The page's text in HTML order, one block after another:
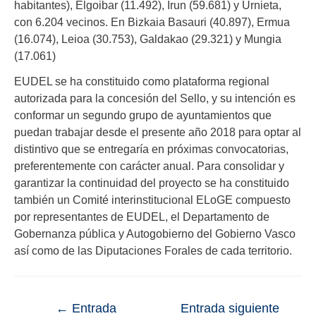
habitantes), Elgoibar (11.492), Irun (59.681) y Urnieta,
con 6.204 vecinos. En Bizkaia Basauri (40.897), Ermua
(16.074), Leioa (30.753), Galdakao (29.321) y Mungia
(17.061)
EUDEL se ha constituido como plataforma regional
autorizada para la concesión del Sello, y su intención es
conformar un segundo grupo de ayuntamientos que
puedan trabajar desde el presente año 2018 para optar al
distintivo que se entregaría en próximas convocatorias,
preferentemente con carácter anual. Para consolidar y
garantizar la continuidad del proyecto se ha constituido
también un Comité interinstitucional ELoGE compuesto
por representantes de EUDEL, el Departamento de
Gobernanza pública y Autogobierno del Gobierno Vasco
así como de las Diputaciones Forales de cada territorio.
← Entrada
Entrada siguiente